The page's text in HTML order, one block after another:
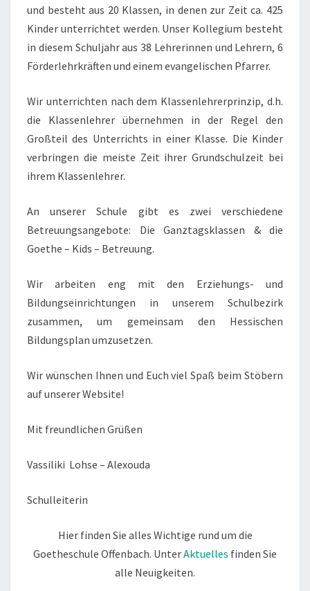
und besteht aus 20 Klassen, in denen zur Zeit ca. 425
Kinder unterrichtet werden. Unser Kollegium besteht
in diesem Schuljahr aus 38 Lehrerinnen und Lehrern, 6
Förderlehrkräften und einem evangelischen Pfarrer.
Wir unterrichten nach dem Klassenlehrerprinzip, d.h.
die Klassenlehrer übernehmen in der Regel den
Großteil des Unterrichts in einer Klasse. Die Kinder
verbringen die meiste Zeit ihrer Grundschulzeit bei
ihrem Klassenlehrer.
An unserer Schule gibt es zwei verschiedene
Betreuungsangebote: Die Ganztagsklassen & die
Goethe – Kids – Betreuung.
Wir arbeiten eng mit den Erziehungs- und
Bildungseinrichtungen in unserem Schulbezirk
zusammen, um gemeinsam den Hessischen
Bildungsplan umzusetzen.
Wir wünschen Ihnen und Euch viel Spaß beim Stöbern
auf unserer Website!
Mit freundlichen Grüßen
Vassiliki Lohse – Alexouda
Schulleiterin
Hier finden Sie alles Wichtige rund um die
Goetheschule Offenbach. UnterAktuelles finden Sie
alle Neuigkeiten.